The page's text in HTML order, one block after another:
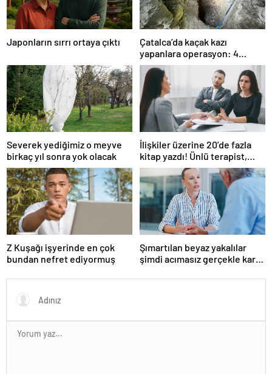
Japonların sırrı ortaya çıktı
Çatalca’da kaçak kazı
yapanlara operasyon: 4
gözaltı
Severek yediğimiz o meyve
birkaç yıl sonra yok olacak
İlişkiler üzerine 20’de fazla
kitap yazdı! Ünlü terapist,
boşanmaların gerçek
suçlularını açıklıyor
Z Kuşağı işyerinde en çok
bundan nefret ediyormuş
Şımartılan beyaz yakalılar
şimdi acımasız gerçekle karşı